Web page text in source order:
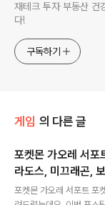
재테크 투자 부동산 건
다!
구독하기
게임 의 다른 글
포켓몬 가오레 서포
라도스, 미끄래곤,
포켓몬 가오레 서포트 포